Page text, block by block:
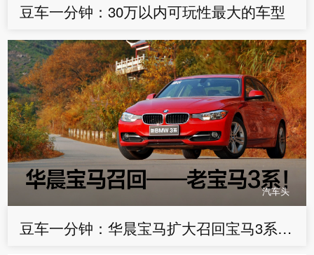
豆车一分钟：30万以内可玩性最大的车型
汽车头
豆车一分钟：华晨宝马扩大召回宝马3系，超31万辆